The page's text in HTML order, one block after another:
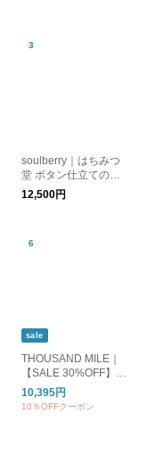
soulberry｜はちみつ
堂 ボタン仕立てのサ
スペンダーパンツ
12,500円
sale
THOUSAND MILE｜
【SALE 30%OFF】C
AMISOLE SALOPETT
E HIGH AIR PERMEA
10,395円
10％OFFクーポン